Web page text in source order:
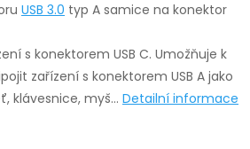
USB 3.0 typ A samice na konektor
s konektorem USB C. Umožňuje k
zařízení s konektorem USB A jako
klávesnice, myš… Detailní informace